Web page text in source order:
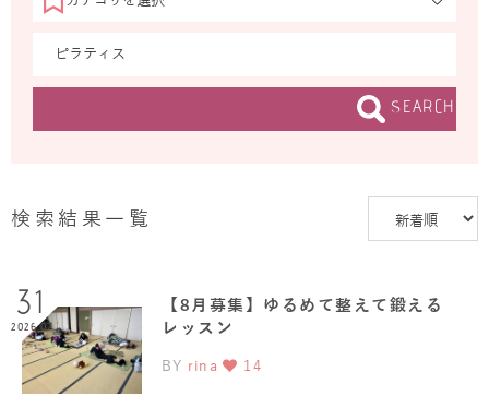
SEARCH
検索結果一覧
31
2026.07
【8月募集】ゆるめて整えて鍛える
レッスン
BY rina 14